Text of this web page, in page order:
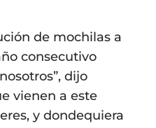
de mochilas a
consecutivo
dijo
vienen a este
y dondequiera